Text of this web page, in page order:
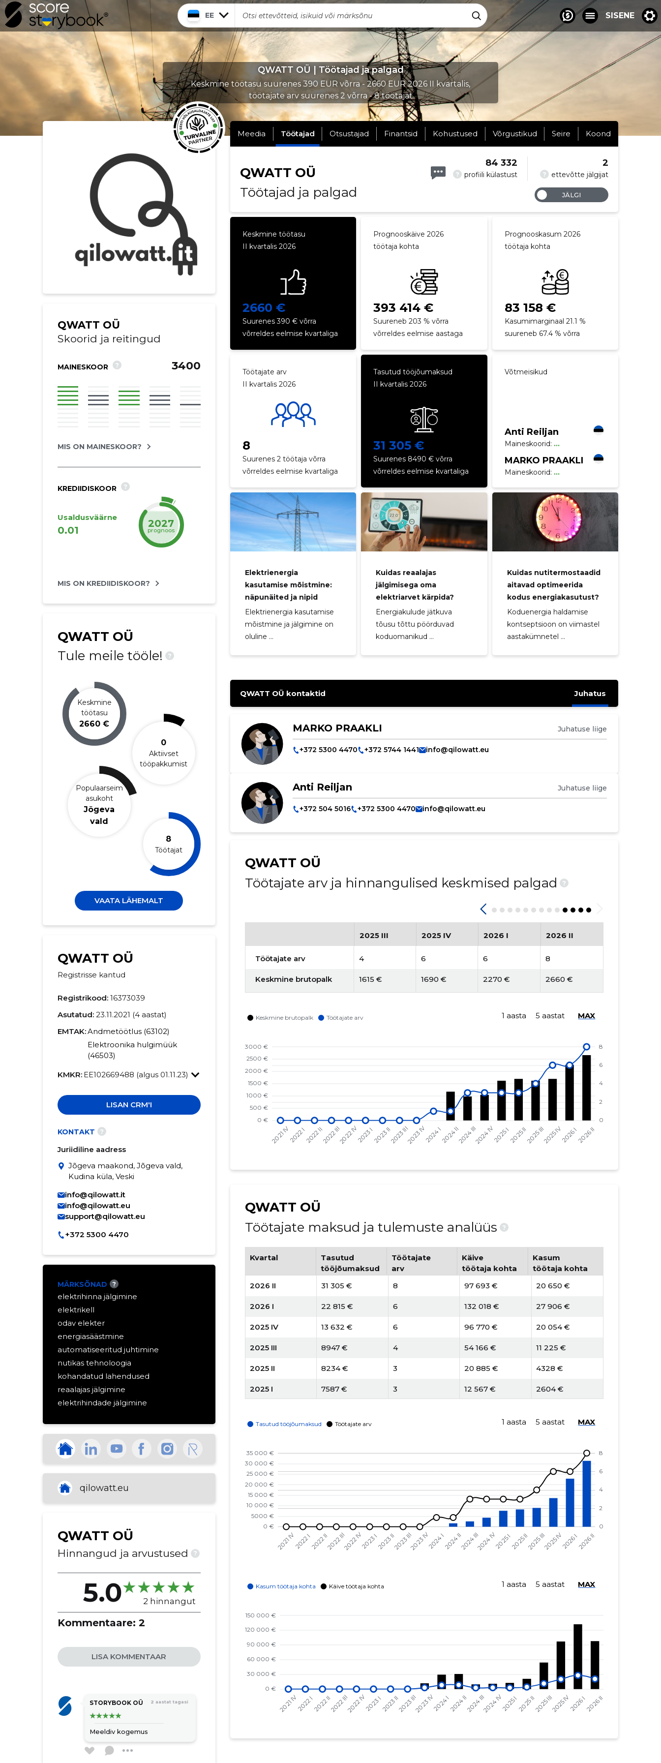
EE SISENE
QWATT OÜ | Töötajad ja palgad
Keskmine töötasu suurenes 390 EUR võrra - 2660 EUR 2026 II kvartalis,
töötajate arv suurenes 2 võrra - 8 töötajat
QWATT OÜ
Skoorid ja reitingud
MAINESKOOR ? 3400
MIS ON MAINESKOOR?
KREDIIDISKOOR ?
Usaldusväärne
0.01
2027
prognoos
MIS ON KREDIIDISKOOR?
QWATT OÜ
Tule meile tööle!
?
Keskmine
töötasu
2660 €
0
Aktiivset
tööpakkumist
Populaarseim
asukoht
Jõgeva
vald
8
Töötajat
VAATA LÄHEMALT
QWATT OÜ
Registrisse kantud
Registrikood: 16373039
Asutatud: 23.11.2021 (4 aastat)
EMTAK:Andmetöötlus (63102)
Elektroonika hulgimüük
(46503)
KMKR: EE102669488 (algus 01.11.23)
LISAN CRM'I
KONTAKT ?
Juriidiline aadress
Jõgeva maakond, Jõgeva vald,
Kudina küla, Veski
info@qilowatt.it
info@qilowatt.eu
support@qilowatt.eu
+372 5300 4470
MÄRKSÕNAD ?
elektrihinna jälgimine
elektrikell
odav elekter
energiasäästmine
automatiseeritud juhtimine
nutikas tehnoloogia
kohandatud lahendused
reaalajas jälgimine
elektrihindade jälgimine
qilowatt.eu
QWATT OÜ
Hinnangud ja arvustused ?
5.0 2 hinnangut
Kommentaare: 2
LISA KOMMENTAAR
STORYBOOK OÜ 2 aastat tagasi
Meeldiv kogemus
Meedia Töötajad Otsustajad Finantsid Kohustused Võrgustikud Seire Koond
QWATT OÜ
Töötajad ja palgad
? profiili külastust
84 332
? ettevõtte jälgijat
2
JÄLGI
Keskmine töötasu
II kvartalis 2026
2660 €
Suurenes 390 € võrra
võrreldes eelmise kvartaliga
Prognooskäive 2026
töötaja kohta
393 414 €
Suureneb 203 % võrra
võrreldes eelmise aastaga
Prognooskasum 2026
töötaja kohta
83 158 €
Kasumimarginaal 21.1 %
suureneb 67.4 % võrra
Töötajate arv
II kvartalis 2026
8
Suurenes 2 töötaja võrra
võrreldes eelmise kvartaliga
Tasutud tööjõumaksud
II kvartalis 2026
31 305 €
Suurenes 8490 € võrra
võrreldes eelmise kvartaliga
Võtmeisikud
Anti Reiljan
Maineskoorid: ...
MARKO PRAAKLI
Maineskoorid: ...
Elektrienergia
kasutamise mõistmine:
näpunäited ja nipid
Elektrienergia kasutamise
mõistmine ja jälgimine on
oluline ...
Kuidas reaalajas
jälgimisega oma
elektriarvet kärpida?
Energiakulude jätkuva
tõusu tõttu pöörduvad
koduomanikud ...
Kuidas nutitermostaadid
aitavad optimeerida
kodus energiakasutust?
Koduenergia haldamise
kontseptsioon on viimastel
aastakümnetel ...
QWATT OÜ kontaktid Juhatus
MARKO PRAAKLI Juhatuse liige
+372 5300 4470 +372 5744 1441 info@qilowatt.eu
Anti Reiljan Juhatuse liige
+372 504 5016 +372 5300 4470 info@qilowatt.eu
QWATT OÜ
Töötajate arv ja hinnangulised keskmised palgad
?
2025 III 2025 IV 2026 I 2026 II
Töötajate arv 4 6 6 8
Keskmine brutopalk 1615 € 1690 € 2270 € 2660 €
1 aasta 5 aastat MAX
QWATT OÜ
Töötajate maksud ja tulemuste analüüs
?
Kvartal
Tasutud
tööjõumaksud
Töötajate
arv
Käive
töötaja kohta
Kasum
töötaja kohta
2026 II
31 305 € 8 97 693 € 20 650 €
2026 I 22 815 € 6 132 018 € 27 906 €
2025 IV 13 632 € 6 96 770 € 20 054 €
2025 III 8947 € 4 54 166 € 11 225 €
2025 II 8234 € 3 20 885 € 4328 €
2025 I 7587 € 3 12 567 € 2604 €
2024 III 2540 €
2024 II 1629 € 1 30 717 € 8401 €
2024 I - 1 29 339 € 8024 €
2023 IV - - 11 720 € 2903 €
2023 III
- -
2022 II
2021 IV
1 aasta 5 aastat MAX
1 aasta 5 aastat MAX